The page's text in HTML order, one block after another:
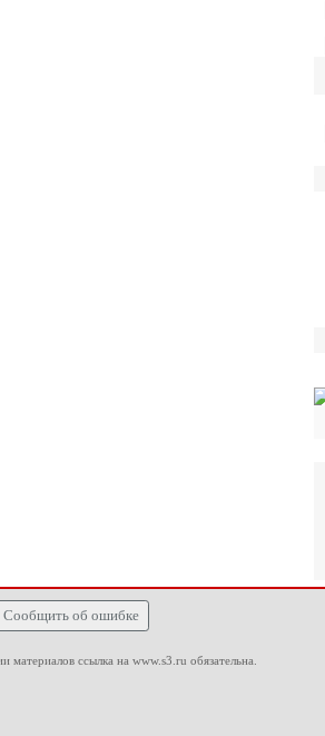
Сообщить об ошибке
материалов ссылка на www.s3.ru обязательна.